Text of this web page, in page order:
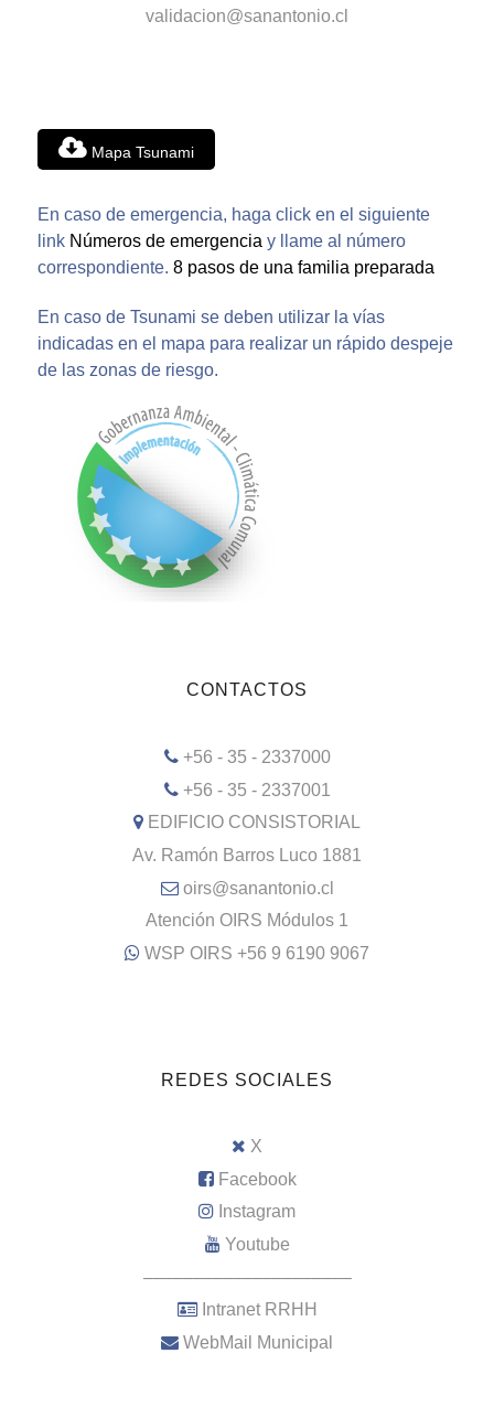
validacion@sanantonio.cl
Mapa Tsunami
En caso de emergencia, haga click en el siguiente
link Números de emergencia y llame al número
correspondiente. 8 pasos de una familia preparada
En caso de Tsunami se deben utilizar la vías
indicadas en el mapa para realizar un rápido despeje
de las zonas de riesgo.
CONTACTOS
+56 - 35 - 2337000
+56 - 35 - 2337001
EDIFICIO CONSISTORIAL
Av. Ramón Barros Luco 1881
oirs@sanantonio.cl
Atención OIRS Módulos 1
WSP OIRS +56 9 6190 9067
REDES SOCIALES
X
Facebook
Instagram
Youtube
–––––––––––––––––––––
Intranet RRHH
WebMail Municipal